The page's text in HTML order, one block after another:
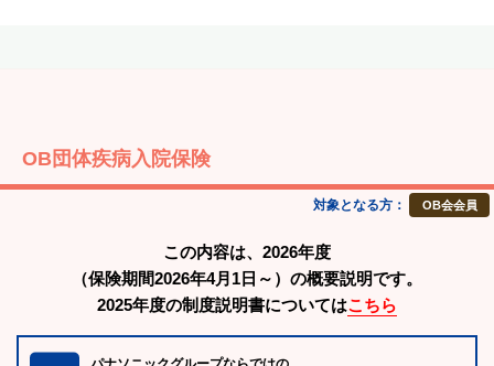
OB団体疾病入院保険
対象となる方： OB会会員
この内容は、2026年度
（保険期間2026年4月1日～）の概要説明です。
2025年度の制度説明書についてはこちら